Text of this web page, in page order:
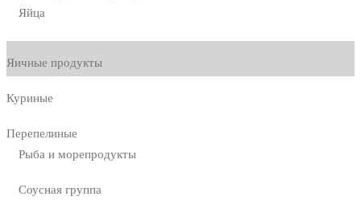
Яйца
Яичные продукты
Куриные
Перепелиные
Рыба и морепродукты
Соусная группа